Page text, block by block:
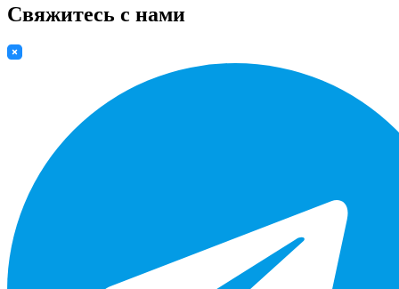
Свяжитесь с нами